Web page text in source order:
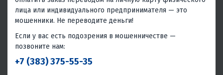
Китай
лица или индивидуального предпринимателя — это
мошенники. Не переводите деньги!
Если у вас есть подозрения в мошенничестве —
позвоните нам:
+7 (383) 375-55-35